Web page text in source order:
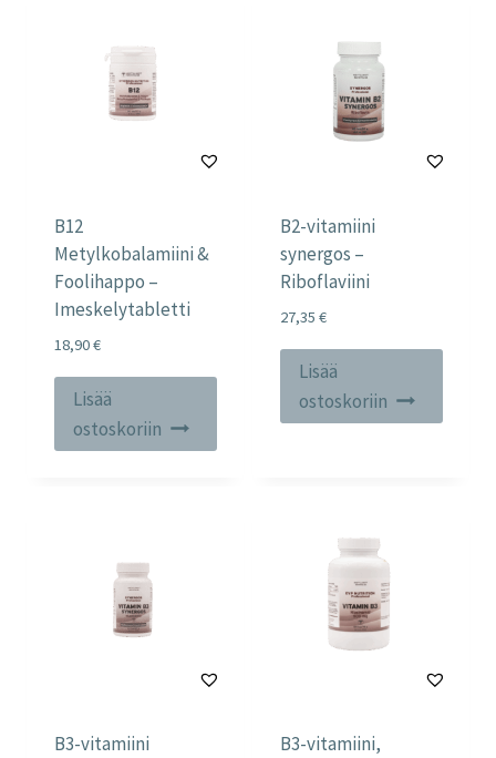
B12
Metylkobalamiini &
Foolihappo –
Imeskelytabletti
18,90€
Lisää
ostoskoriin
B2-vitamiini
synergos –
Riboflaviini
27,35 €
Lisää
ostoskoriin
B3-vitamiini
B3-vitamiini,